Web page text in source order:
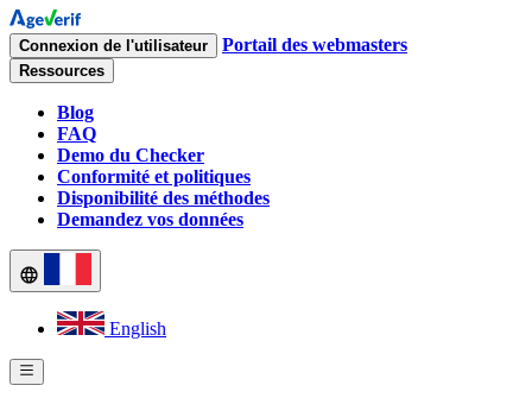
Connexion de l'utilisateur Portail des webmasters
Ressources
Blog
FAQ
Demo du Checker
Conformité et politiques
Disponibilité des méthodes
Demandez vos données
English